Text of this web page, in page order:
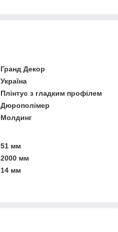
Гранд Декор
Україна
Плінтус з гладким профілем
Дюрополімер
Молдинг
51 мм
2000 мм
14 мм